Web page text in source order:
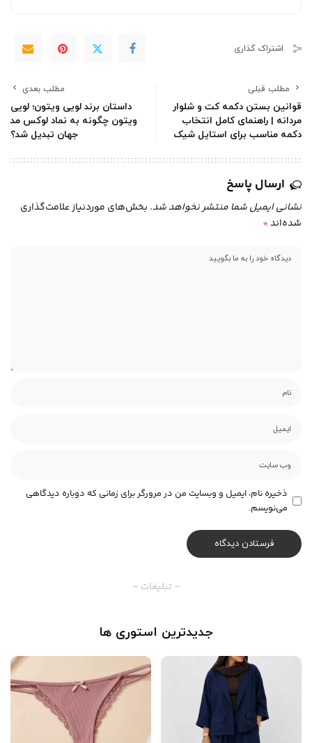
اشتراک گذاری
مطلب قبلی
قوانین بستن دکمه کت و شلوار
مردانه | راهنمای کامل انتخاب
دکمه مناسب برای استایل شیک
مطلب بعدی
داستان برند لویی ویتون؛ لویی
ویتون چگونه به نماد لوکس مد
جهان تبدیل شد؟
ارسال پاسخ
نشانی ایمیل شما منتشر نخواهد شد. بخش‌های موردنیاز علامت‌گذاری
شده‌اند*
ذخیره نام، ایمیل و وبسایت من در مرورگر برای زمانی که دوباره دیدگاهی
می‌نویسم.
– تبلیغات –
جدیدترین استوری ها